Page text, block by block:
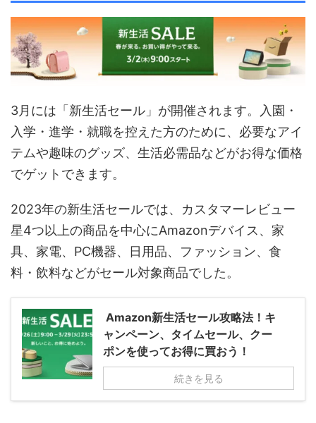
3月には「新生活セール」が開催されます。入園・
入学・進学・就職を控えた方のために、必要なアイ
テムや趣味のグッズ、生活必需品などがお得な価格
でゲットできます。
2023年の新生活セールでは、カスタマーレビュー
星4つ以上の商品を中心にAmazonデバイス、家
具、家電、PC機器、日用品、ファッション、食
料・飲料などがセール対象商品でした。
Amazon新生活セール攻略法！キ
ャンペーン、タイムセール、クー
ポンを使ってお得に買おう！
続きを見る